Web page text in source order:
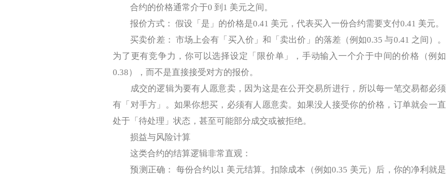
合约的价格通常介于0 到1 美元之间。
报价方式： 假设「是」的价格是0.41 美元，代表买入一份合约需要支付0.41 美元。
买卖价差： 市场上会有「买入价」和「卖出价」的落差（例如0.35 与0.41 之间）。
为了更有竞争力，你可以选择设定「限价单」，手动输入一个介于中间的价格（例如
0.38），而不是直接接受对方的报价。
成交的逻辑为要有人愿意卖，因为这是在公开交易所进行，所以每一笔交易都必须
有「对手方」。如果你想买，必须有人愿意卖。如果没人接受你的价格，订单就会一直
处于「待处理」状态，甚至可能部分成交或被拒绝。
损益与风险计算
这类合约的结算逻辑非常直观：
预测正确： 每份合约以1 美元结算。扣除成本（例如0.35 美元）后，你的净利就是